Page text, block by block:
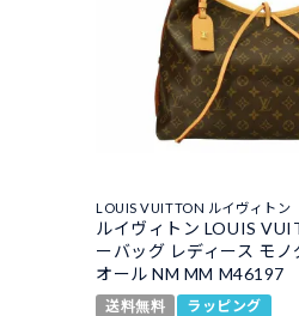
LOUIS VUITTON ルイヴィトン
ルイヴィトン LOUIS
ーバッグ レディース モ
オール NM MM M46197
送料無料 ラッピング